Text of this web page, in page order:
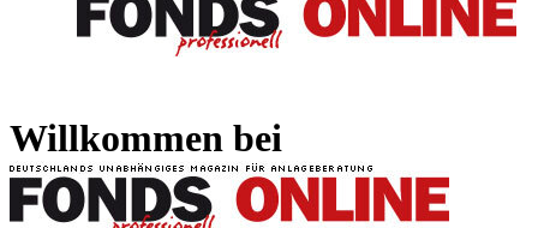
Willkommen bei